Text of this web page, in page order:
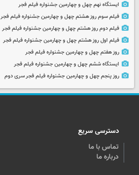
ایستگاه نهم چهل و چهارمین جشنواره فیلم فجر
فیلم سوم روز هشتم چهل و چهارمین جشنواره فیلم فجر
فیلم دوم روز هشتم چهل و چهارمین جشنواره فیلم فجر
فیلم اول روز هشتم چهل و چهارمین جشنواره فیلم فجر
روز هفتم چهل و چهارمین جشنواره فیلم فجر
ایستگاه ششم چهل و چهارمین جشنواره فیلم فجر
روز پنجم چهل و چهارمین جشنواره فیلم فجر سری دوم
دسترسی سریع
تماس با ما
درباره ما